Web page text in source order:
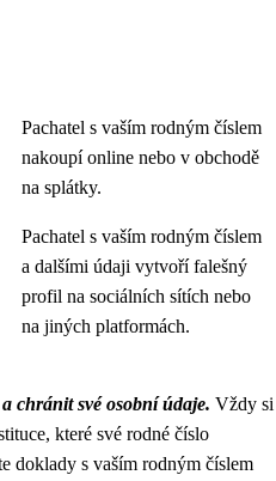
Pachatel s vaším rodným číslem
nakoupí online nebo v obchodě
na splátky.
Pachatel s vaším rodným číslem
a dalšími údaji vytvoří falešný
profil na sociálních sítích nebo
na jiných platformách.
chránit své osobní údaje. Vždy si
které své rodné číslo
doklady s vaším rodným číslem